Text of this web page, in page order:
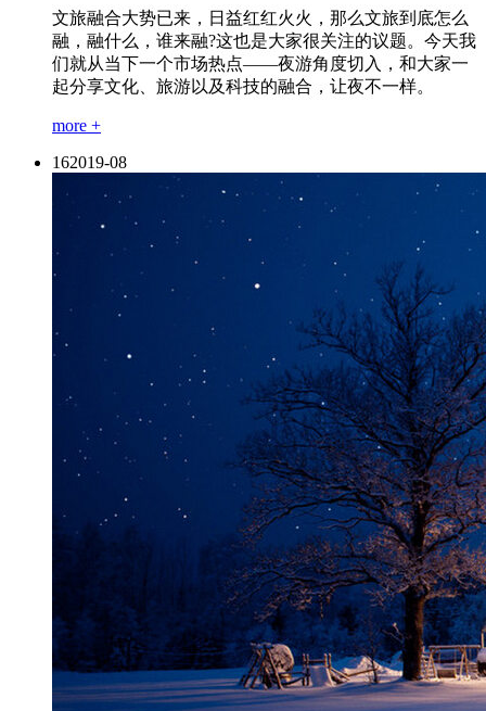
文旅融合大势已来，日益红红火火，那么文旅到底怎么
融，融什么，谁来融?这也是大家很关注的议题。今天我
们就从当下一个市场热点——夜游角度切入，和大家一
起分享文化、旅游以及科技的融合，让夜不一样。
more +
162019-08